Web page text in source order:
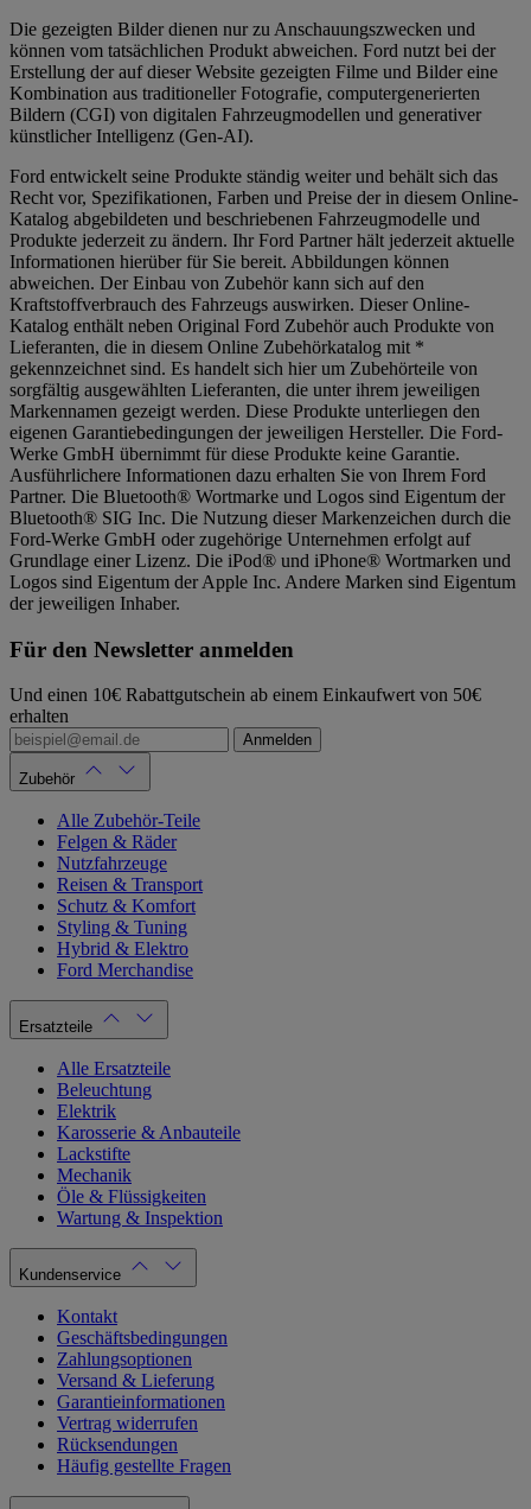
Die gezeigten Bilder dienen nur zu Anschauungszwecken und
können vom tatsächlichen Produkt abweichen. Ford nutzt bei der
Erstellung der auf dieser Website gezeigten Filme und Bilder eine
Kombination aus traditioneller Fotografie, computergenerierten
Bildern (CGI) von digitalen Fahrzeugmodellen und generativer
künstlicher Intelligenz (Gen-AI).
Ford entwickelt seine Produkte ständig weiter und behält sich das
Recht vor, Spezifikationen, Farben und Preise der in diesem Online-
Katalog abgebildeten und beschriebenen Fahrzeugmodelle und
Produkte jederzeit zu ändern. Ihr Ford Partner hält jederzeit aktuelle
Informationen hierüber für Sie bereit. Abbildungen können
abweichen. Der Einbau von Zubehör kann sich auf den
Kraftstoffverbrauch des Fahrzeugs auswirken. Dieser Online-
Katalog enthält neben Original Ford Zubehör auch Produkte von
Lieferanten, die in diesem Online Zubehörkatalog mit *
gekennzeichnet sind. Es handelt sich hier um Zubehörteile von
sorgfältig ausgewählten Lieferanten, die unter ihrem jeweiligen
Markennamen gezeigt werden. Diese Produkte unterliegen den
eigenen Garantiebedingungen der jeweiligen Hersteller. Die Ford-
Werke GmbH übernimmt für diese Produkte keine Garantie.
Ausführlichere Informationen dazu erhalten Sie von Ihrem Ford
Partner. Die Bluetooth® Wortmarke und Logos sind Eigentum der
Bluetooth® SIG Inc. Die Nutzung dieser Markenzeichen durch die
Ford-Werke GmbH oder zugehörige Unternehmen erfolgt auf
Grundlage einer Lizenz. Die iPod® und iPhone® Wortmarken und
Logos sind Eigentum der Apple Inc. Andere Marken sind Eigentum
der jeweiligen Inhaber.
Für den Newsletter anmelden
Und einen 10€ Rabattgutschein ab einem Einkaufwert von 50€
erhalten
Anmelden
Zubehör
Alle Zubehör-Teile
Felgen & Räder
Nutzfahrzeuge
Reisen & Transport
Schutz & Komfort
Styling & Tuning
Hybrid & Elektro
Ford Merchandise
Ersatzteile
Alle Ersatzteile
Beleuchtung
Elektrik
Karosserie & Anbauteile
Lackstifte
Mechanik
Öle & Flüssigkeiten
Wartung & Inspektion
Kundenservice
Kontakt
Geschäftsbedingungen
Zahlungsoptionen
Versand & Lieferung
Garantieinformationen
Vertrag widerrufen
Rücksendungen
Häufig gestellte Fragen